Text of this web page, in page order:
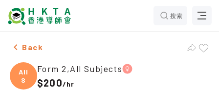
搜索
Female Form 2,All Subjects，Ngau Tau Kok Tuition
Back
All
S
Form 2,All Subjects
$200/hr